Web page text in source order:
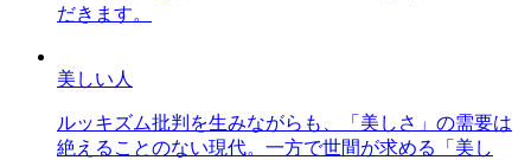
だきます。
美しい人
ルッキズム批判を生みながらも、「美しさ」の需要は
絶えることのない現代。一方で世間が求める「美し